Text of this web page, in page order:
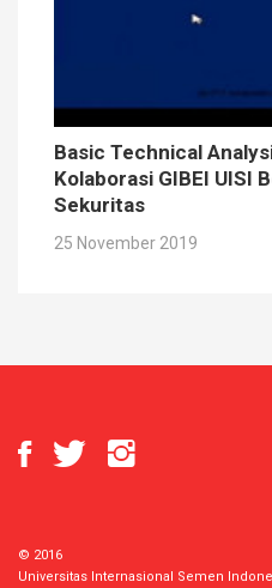
Basic Technical
Kolaborasi GIBEI UISI
Sekuritas
25 November 2019
© 2016
Universitas Internasional Semen